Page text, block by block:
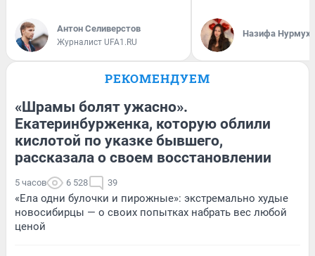
Антон Селиверстов
Журналист UFA1.RU
Назифа
РЕКОМЕНДУЕМ
«Шрамы болят ужасно».
Екатеринбурженка, которую облили
кислотой по указке бывшего,
рассказала о своем восстановлении
5 часов 6 528 39
«Ела одни булочки и пирожные»: экстремально худые
новосибирцы — о своих попытках набрать вес любой
ценой